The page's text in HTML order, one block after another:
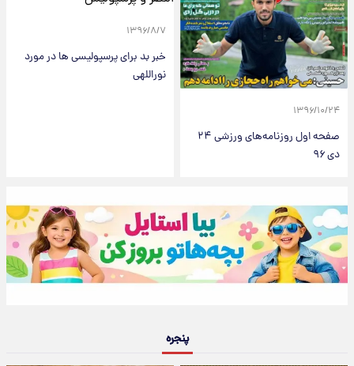
۱۳۹۶/۱۰/۲۴
صفحه اول روزنامه‌های ورزشی ۲۴
دی ۹۶
۱۳۹۶/۸/۷
خبر بد برای پرسپولیسی ها در مورد
نوراللهی
پنجره